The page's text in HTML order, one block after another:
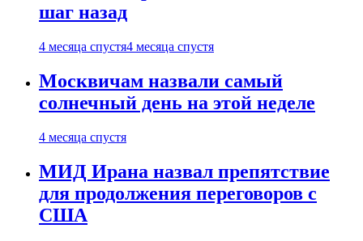
шаг назад
4 месяца спустя4 месяца спустя
Москвичам назвали самый
солнечный день на этой неделе
4 месяца спустя
МИД Ирана назвал препятствие
для продолжения переговоров с
США